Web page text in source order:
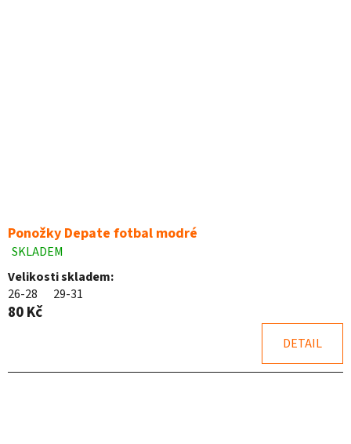
Ponožky Depate fotbal modré
Průměrné
hodnocení
produktu
je
5,0
hvězdiček.
SKLADEM
Velikosti skladem:
26-28
29-31
80 Kč
DETAIL